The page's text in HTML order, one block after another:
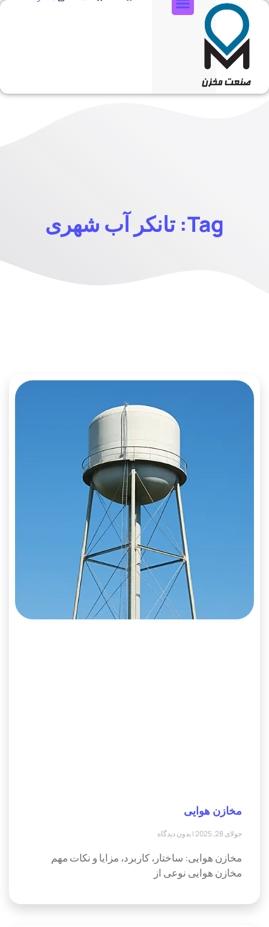
Tag: تانکر آب شهری
مخازن هوایی
جولای 28, 2025 بدون دیدگاه
مخازن هوایی: ساختار، کاربرد، مزایا و نکات مهم
مخازن هوایی نوعی از